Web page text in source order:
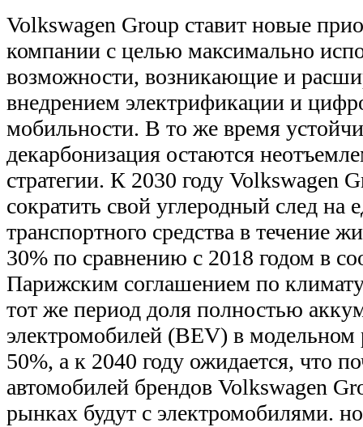
Volkswagen Group ставит новые
компании с целью максимально
возможности, возникающие и
внедрением электрификации и
мобильности. В то же время
декарбонизация остаются
стратегии. К 2030 году Volkswagen
сократить свой углеродный след на
транспортного средства в течение
30% по сравнению с 2018 годом в
Парижским соглашением по
тот же период доля полностью
электромобилей (BEV) в модельном
50%, а к 2040 году ожидается, что
автомобилей брендов Volkswagen
рынках будут с электромобилями.